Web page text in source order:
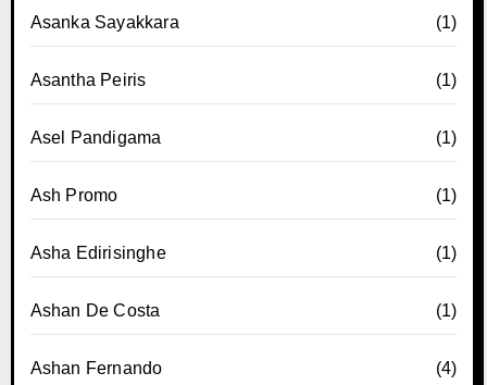
Asanka Sayakkara (1)
Asantha Peiris (1)
Asel Pandigama (1)
Ash Promo (1)
Asha Edirisinghe (1)
Ashan De Costa (1)
Ashan Fernando (4)